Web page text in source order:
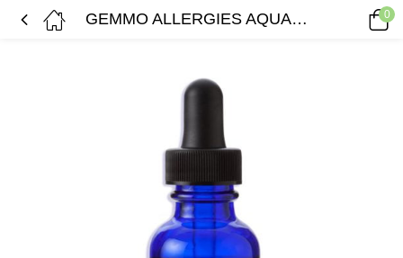
GEMMO ALLERGIES AQUAGEMM (cassis, bouleau, hêtre) 0